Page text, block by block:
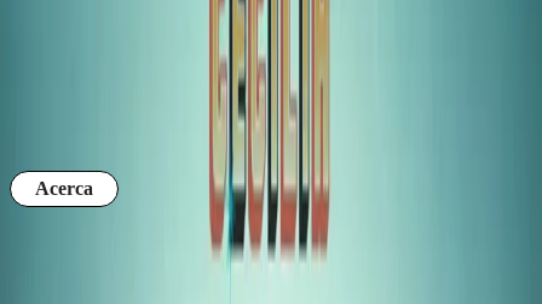
LA SANTA CECILIA
Acerca
El Teatro Metropólitan se inauguró el 8 de septiembre de 1943 con
la película Los Miserables. OCESA comienza a operar el teatro en